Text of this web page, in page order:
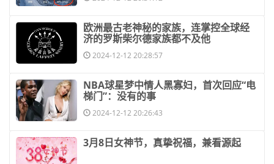
​欧洲最古老神秘的家族，连掌控全球经
济的罗斯柴尔德家族都不及他
2024-12-12 20:28:57
​NBA球星梦中情人黑寡妇，首次回应“电
梯门”：没有的事
2024-12-12 20:26:43
​3月8日女神节，真挚祝福，兼看源起